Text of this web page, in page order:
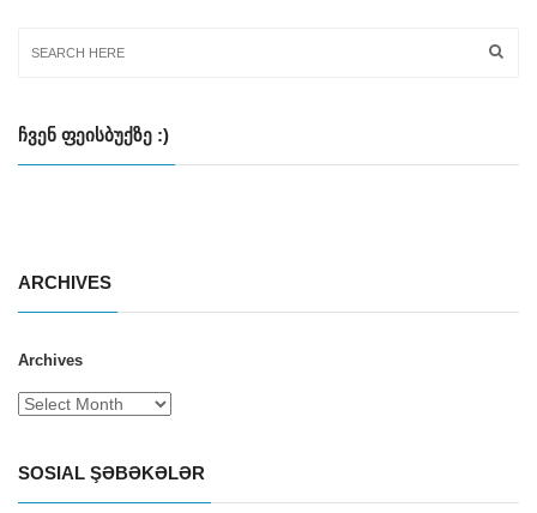
ᲩᲕᲔᲜ ᲤᲔᲘᲡᲑᲣᲥᲖᲔ :)
ARCHIVES
Archives
SOSIAL ŞƏBƏKƏLƏR